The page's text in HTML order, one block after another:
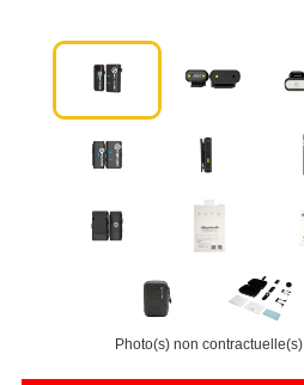
Photo(s) non contractuelle(s)